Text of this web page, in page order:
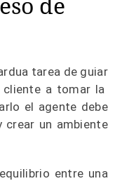
tarea de guiar
cliente a tomar la
el agente debe
crear un ambiente
entre una